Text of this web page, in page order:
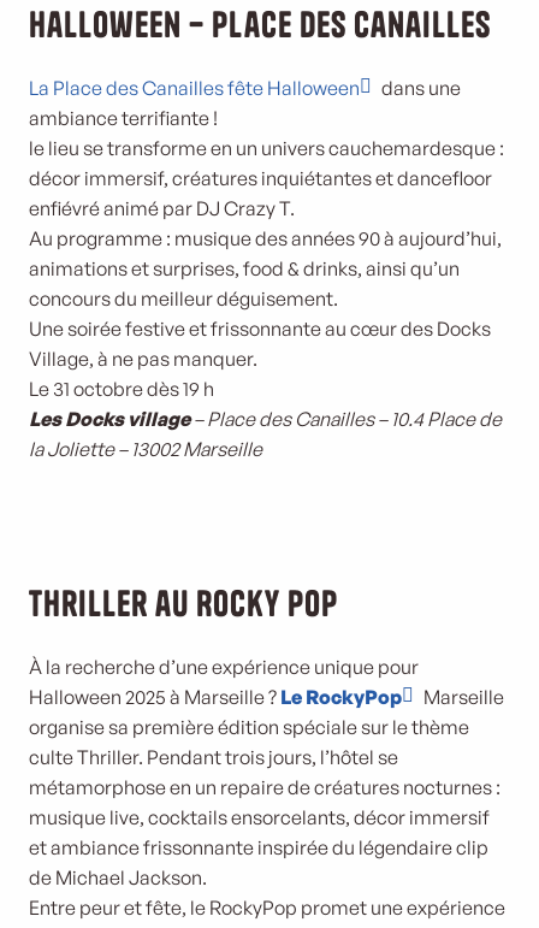
Halloween – Place des Canailles
La Place des Canailles fête Halloween
dans une
ambiance terrifiante !
le lieu se transforme en un univers cauchemardesque :
décor immersif, créatures inquiétantes et dancefloor
enfiévré animé par DJ Crazy T.
Au programme : musique des années 90 à aujourd’hui,
animations et surprises, food & drinks, ainsi qu’un
concours du meilleur déguisement.
Une soirée festive et frissonnante au cœur des Docks
Village, à ne pas manquer.
Le 31 octobre dès 19 h
Les Docks village– Place des Canailles – 10.4 Place de
la Joliette – 13002 Marseille
Thriller au Rocky Pop
À la recherche d’une expérience unique pour
Halloween 2025 à Marseille ? Le RockyPop
Marseille
organise sa première édition spéciale sur le thème
culte Thriller. Pendant trois jours, l’hôtel se
métamorphose en un repaire de créatures nocturnes :
musique live, cocktails ensorcelants, décor immersif
et ambiance frissonnante inspirée du légendaire clip
de Michael Jackson.
Entre peur et fête, le RockyPop promet une expérience